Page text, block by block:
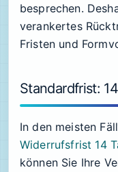
besprechen.
verankertes
Fristen und
Standardfrist:
In den meisten
Widerrufsfrist 14
können Sie Ihre